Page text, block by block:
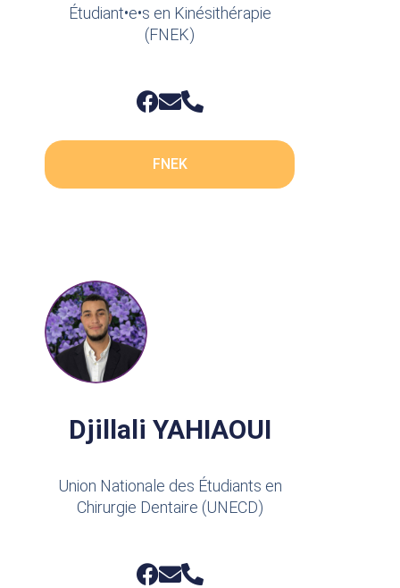
Étudiant•e•s en Kinésithérapie
(FNEK)
FNEK
Djillali YAHIAOUI
Union Nationale des Étudiants en
Chirurgie Dentaire (UNECD)